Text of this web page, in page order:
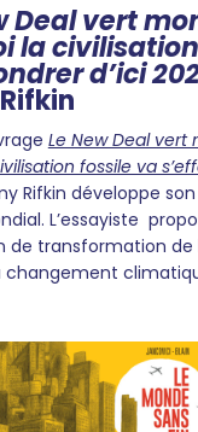
Deal vert
la
d’ici
Le New Deal vert
fossile va
Rifkin développe
L’essayiste
de transformation
changement